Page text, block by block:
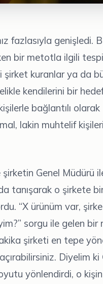
fazlasıyla genişledi.
bir metotla ilgili
şirket kuranlar ya da
kendilerini bir
bağlantılı
lakin muhtelif
Genel Müdürü
tanışarak o şirkete
“X ürünüm var,
sorgu ile gelen bir
şirketi en tepe
Diyelim
yönlendirdi, o